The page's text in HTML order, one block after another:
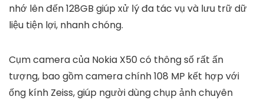
nhớ lên đến 128GB giúp xử lý đa tác vụ và lưu trữ dữ
liệu tiện lợi, nhanh chóng.
Cụm camera của Nokia X50 có thông số rất ấn
tượng, bao gồm camera chính 108 MP kết hợp với
ống kính Zeiss, giúp người dùng chụp ảnh chuyên